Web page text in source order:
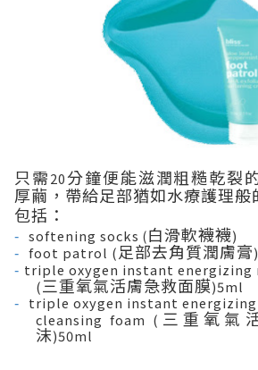
只需20分鐘便能滋潤粗糙乾裂
厚繭，帶給足部猶如水療護理般
包括：
- softening socks (白滑軟襪襪)
- foot patrol (足部去角質潤膚膏
- triple oxygen instant energizing
(三重氧氣活膚急救面膜)5ml
- triple oxygen instant energizing
cleansing foam ( 三重氧氣
沫)50ml